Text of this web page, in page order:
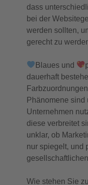
dass
bei der
werden sollten,
gerecht zu
Blaues und
dauerhaft
Phänomene sind
Unternehmen
diese verbreitet
unklar, ob
nur spiegelt, und
Wie stehen Sie